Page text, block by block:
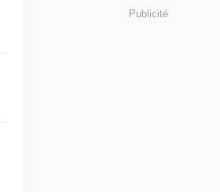
Publicité